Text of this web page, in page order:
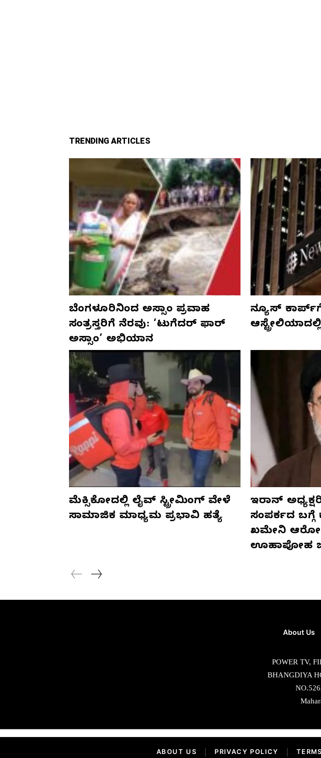
TRENDING ARTICLES
ಬೆಂಗಳೂರಿನಿಂದ ಅಸ್ಸಾಂ ಪ್ರವಾಹ
ಸಂತ್ರಸ್ತರಿಗೆ ನೆರವು: ‘ಟುಗೆದರ್ ಫಾರ್
ಅಸ್ಸಾಂ’ ಅಭಿಯಾನ
ನ್ಯೂಸ್
ಮೆಕ್ಸಿಕೋದಲ್ಲಿ ಲೈವ್ ಸ್ಟ್ರೀಮಿಂಗ್ ವೇಳೆ
ಸಾಮಾಜಿಕ ಮಾಧ್ಯಮ ಪ್ರಭಾವಿ ಹತ್ಯೆ
ಇರಾನ್
ಸಂಪರ್ಕದ
ಖಮೇನಿ
ಊಹಾಪೋಹ
About Us
POWER TV,
BHANGDIYA
ABOUT US PRIVACY POLICY